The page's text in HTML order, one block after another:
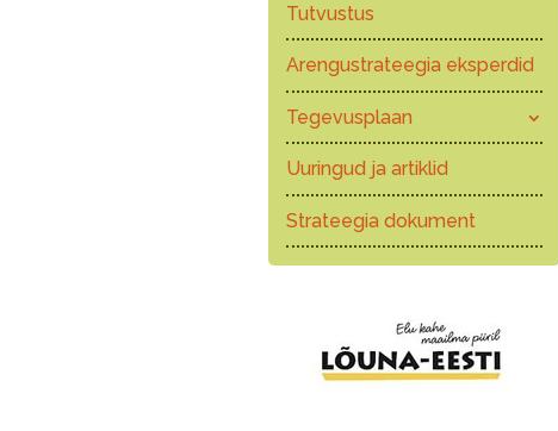
Tutvustus
Arengustrateegia eksperdid
Tegevusplaan
Uuringud ja artiklid
Strateegia dokument